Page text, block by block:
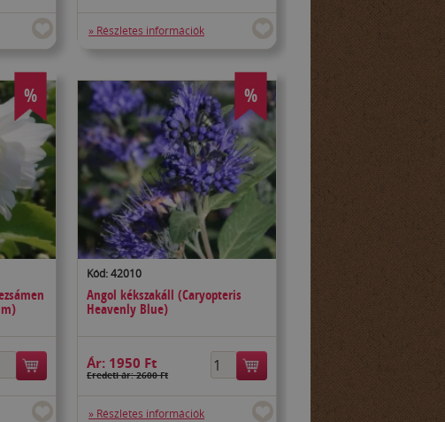
» Részletes információk
% %
Kód: 42010
Angol kékszakáll (Caryopteris
Heavenly Blue)
Ár: 1950 Ft
Eredeti ár: 2600 Ft
» Részletes információk